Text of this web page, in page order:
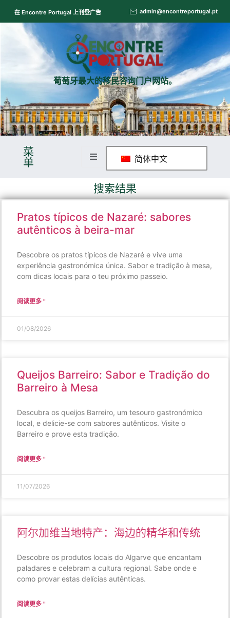
在 Encontre Portugal 上刊登广告 admin@encontreportugal.pt
葡萄牙最大的移民咨询门户网站。
菜
单
简体中文
搜索结果
Pratos típicos de Nazaré: sabores
autênticos à beira-mar
Descobre os pratos típicos de Nazaré e vive uma
experiência gastronómica única. Sabor e tradição à mesa,
com dicas locais para o teu próximo passeio.
阅读更多 "
01/08/2026
Queijos Barreiro: Sabor e Tradição do
Barreiro à Mesa
Descubra os queijos Barreiro, um tesouro gastronómico
local, e delicie-se com sabores autênticos. Visite o
Barreiro e prove esta tradição.
阅读更多 "
11/07/2026
阿尔加维当地特产：海边的精华和传统
Descobre os produtos locais do Algarve que encantam
paladares e celebram a cultura regional. Sabe onde e
como provar estas delícias autênticas.
阅读更多 "